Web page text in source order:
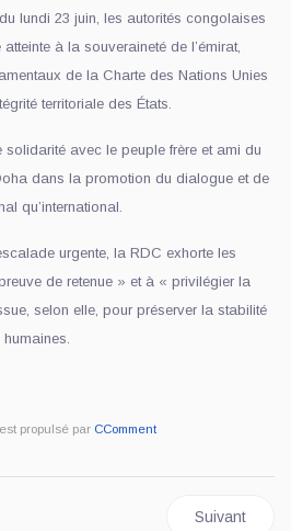
lundi 23 juin, les autorités congolaises
à la souveraineté de l’émirat,
de la Charte des Nations Unies
territoriale des États.
avec le peuple frère et ami du
dans la promotion du dialogue et de
qu’international.
urgente, la RDC exhorte les
de retenue » et à « privilégier la
selon elle, pour préserver la stabilité
propulsé par CComment
AZERBAÏDJAN : 16 ÉTUDIANTS
Article
Suivant